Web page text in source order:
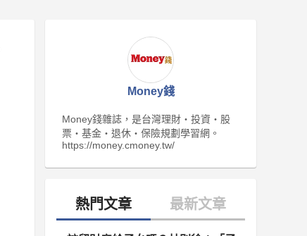
Money錢
Money錢雜誌，是台灣理財‧投資‧股
票‧基金‧退休‧保險規劃學習網。
https://money.cmoney.tw/